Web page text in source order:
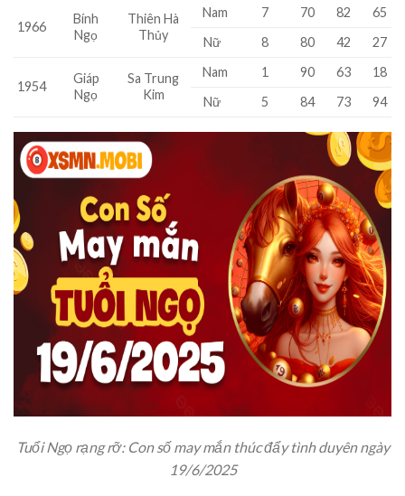
1966
Bính
Ngọ
Thiên Hà
Thủy
Nam 7 70 82
65
Nữ
8 80 42 27
1954
Giáp
Ngọ
Sa Trung
Kim
Nam 1 90 63
18
Nữ
5 84 73 94
Tuổi Ngọ rạng rỡ: Con số may mắn thúc đẩy tình duyên ngày
19/6/2025